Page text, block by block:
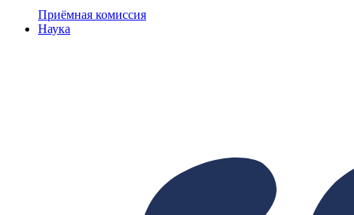
Приёмная комиссия
Наука